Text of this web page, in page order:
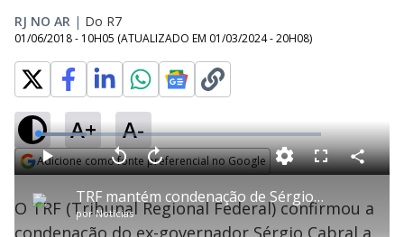
RJ NO AR | Do R7
01/06/2018 - 10H05 (ATUALIZADO EM 01/03/2024 - 20H08)
A+ A-
Adicione como fonte preferencial no Google
P TRF mantém condenação de Sérgio Cabral
por Notícias
P V
t
a
r
1
0
A
n
ç
a
1
L
o
a
d
e
7
1
F
l
s
c
e
C
o
a
r
O TRF (Tribunal Regional Federal) confirmou a
condenação do ex-governador Sérgio Cabral a